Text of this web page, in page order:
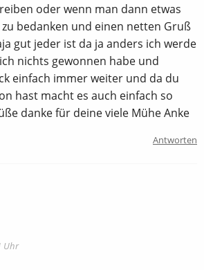
oder wenn man dann etwas
bedanken und einen netten Gruß
gut jeder ist da ja anders ich werde
nichts gewonnen habe und
einfach immer weiter und da du
hast macht es auch einfach so
danke für deine viele Mühe Anke
Antworten
Uhr